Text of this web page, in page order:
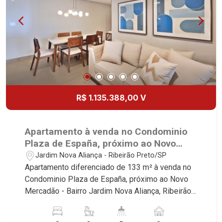
referência no mercado imobiliário desde 2000.
Especialistas em Venda, Locação e
Lançamentos! Avenida João Fiúsa, 1051 - Alto da
Boa Vista | Ribeirão Preto.
R$ 1.135.388,00 V
Apartamento à venda no Condominio
Plaza de España, próximo ao Novo
Mercadão - Ribeirão Preto/SP.
Jardim Nova Aliança - Ribeirão Preto/SP
Apartamento diferenciado de 133 m² à venda no
Condominio Plaza de España, próximo ao Novo
Mercadão - Bairro Jardim Nova Aliança, Ribeirão
imóvel que a Martinelli Imobiliária selecionou